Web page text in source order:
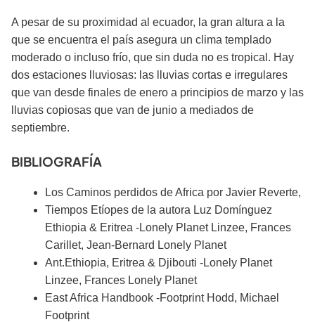
A pesar de su proximidad al ecuador, la gran altura a la
que se encuentra el país asegura un clima templado
moderado o incluso frío, que sin duda no es tropical. Hay
dos estaciones lluviosas: las lluvias cortas e irregulares
que van desde finales de enero a principios de marzo y las
lluvias copiosas que van de junio a mediados de
septiembre.
BIBLIOGRAFÍA
Los Caminos perdidos de Africa por Javier Reverte,
Tiempos Etíopes de la autora Luz Domínguez
Ethiopia & Eritrea -Lonely Planet Linzee, Frances
Carillet, Jean-Bernard Lonely Planet
Ant.Ethiopia, Eritrea & Djibouti -Lonely Planet
Linzee, Frances Lonely Planet
East Africa Handbook -Footprint Hodd, Michael
Footprint